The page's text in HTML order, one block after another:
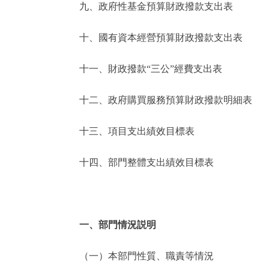
九、政府性基金預算財政撥款支出表
十、國有資本經營預算財政撥款支出表
十一、財政撥款“三公”經費支出表
十二、政府購買服務預算財政撥款明細表
十三、項目支出績效目標表
十四、部門整體支出績效目標表
一、部門情況説明
（一）本部門性質、職責等情況